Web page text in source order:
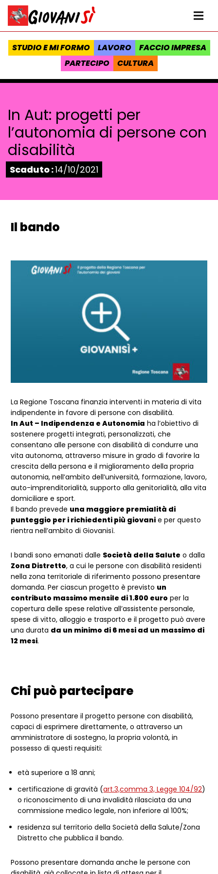
Vai al contenuto
Homepage Giovanisì - Progetto della Regione Toscana
STUDIO E MI FORMO LAVORO
FACCIO IMPRESA
PARTECIPO
CULTURA
In Aut: progetti per
l’autonomia di persone con
disabilità
Stato:
Scaduto :14/10/2021
Il bando
La Regione Toscana finanzia interventi in materia di vita
indipendente in favore di persone con disabilità.
In Aut – Indipendenza e Autonomia ha l’obiettivo di
sostenere progetti integrati, personalizzati, che
consentano alle persone con disabilità di condurre una
vita autonoma, attraverso misure in grado di favorire la
crescita della persona e il miglioramento della propria
autonomia, nell’ambito dell’università, formazione, lavoro,
auto-imprenditorialità, supporto alla genitorialità, alla vita
domiciliare e sport.
Il bando prevede una maggiore premialità di
punteggio per i richiedenti più giovani e per questo
rientra nell’ambito di Giovanisì.
I bandi sono emanati dalle Società della Salute o dalla
Zona Distretto, a cui le persone con disabilità residenti
nella zona territoriale di riferimento possono presentare
domanda. Per ciascun progetto è previsto un
contributo massimo mensile di 1.800 euro per la
copertura delle spese relative all’assistente personale,
spese di vitto, alloggio e trasporto e il progetto può avere
una durata da un minimo di 6 mesi ad un massimo di
12 mesi.
Chi può partecipare
Possono presentare il progetto persone con disabilità,
capaci di esprimere direttamente, o attraverso un
amministratore di sostegno, la propria volontà, in
possesso di questi requisiti:
età superiore a 18 anni;
certificazione di gravità (art.3,comma 3, Legge 104/92)
o riconoscimento di una invalidità rilasciata da una
commissione medico legale, non inferiore al 100%;
residenza sul territorio della Società della Salute/Zona
Distretto che pubblica il bando.
Possono presentare domanda anche le persone con